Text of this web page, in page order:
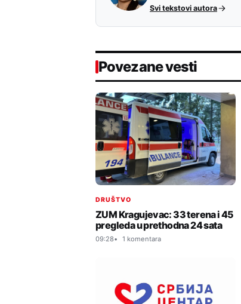
Svi tekstovi autora
Povezane vesti
DRUŠTVO
ZUM Kragujevac: 33 terena i 45
pregleda u prethodna 24 sata
09:28 1 komentara